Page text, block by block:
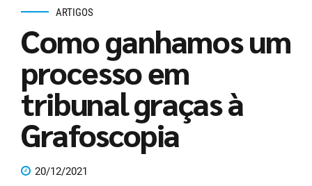
ARTIGOS
Como ganhamos um
processo em
tribunal graças à
Grafoscopia
20/12/2021